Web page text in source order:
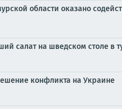
области оказано
салат на шведском столе в
конфликта на Украине